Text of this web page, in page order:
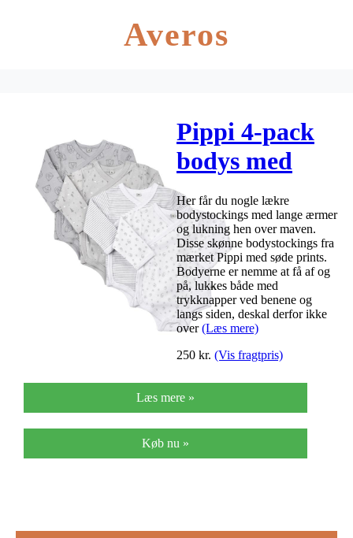
Averos
Pippi 4-pack
bodys med
lange ærmer
og sidelukning
– grå
Her får du nogle lækre
bodystockings med lange ærmer
og lukning hen over maven.
Disse skønne bodystockings fra
mærket Pippi med søde prints.
Bodyerne er nemme at få af og
på, lukkes både med
trykknapper ved benene og
langs siden, deskal derfor ikke
over(Læs mere)
250 kr. (Vis fragtpris)
Læs mere »
Køb nu »